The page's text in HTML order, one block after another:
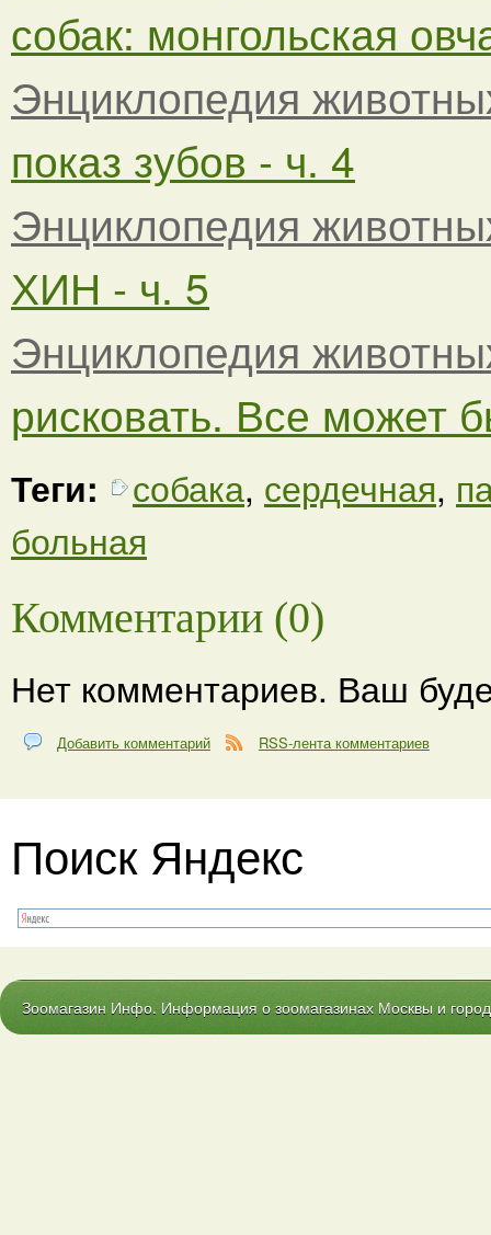
собак: монгольская
Энциклопедия
показ зубов - ч. 4
Энциклопедия
ХИН - ч. 5
Энциклопедия
рисковать. Все может
Теги: собака, сердечная,
больная
Комментарии (0)
Нет комментариев. Ваш
Добавить комментарий RSS-лента комментариев
Поиск Яндекс
Зоомагазин Инфо. Информация о зоомагазинах Москвы и